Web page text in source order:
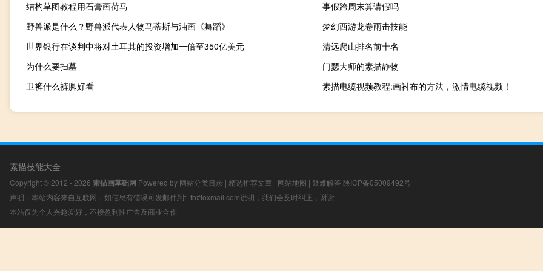
结构草图教程用石膏画荷马
事假跨周末算请假吗
野兽派是什么？野兽派代表人物马蒂斯与油画《舞蹈》
梦幻西游龙卷雨击技能
世界银行在谈判中将对土耳其的投资增加一倍至350亿美元
清远爬山排名前十名
为什么要扫墓
门瑟大师的素描静物
卫裤什么裤脚好看
素描电缆视频教程:画衬布的方法，激情电缆视频！
素描技能大全
Copyright © 2012 - 2026 素描画基础网 Powered by 网站分类目录 | 精选推荐文章 | 网站地图 | 疑难解答 陕ICP备05009492号
声明：本站内容来自互联网，如信息有错误可发邮件到f_fb#foxmail.com说明，我们会及时纠正，谢谢
本站仅为个人兴趣爱好，不接盈利性广告及商业合作